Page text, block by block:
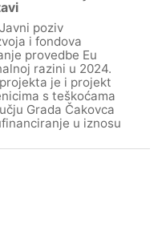
poziv
i fondova
provedbe Eu
razini u 2024.
je i projekt
s teškoćama
Grada Čakovca
u iznosu